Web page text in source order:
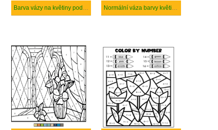
Barva vázy na květiny podle čísla Normální váza barvy květin podle čísla